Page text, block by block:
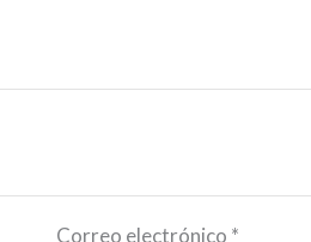
Correo electrónico *